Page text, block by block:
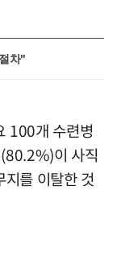
차"
100개 수련병
이 사직
를 이탈한 것